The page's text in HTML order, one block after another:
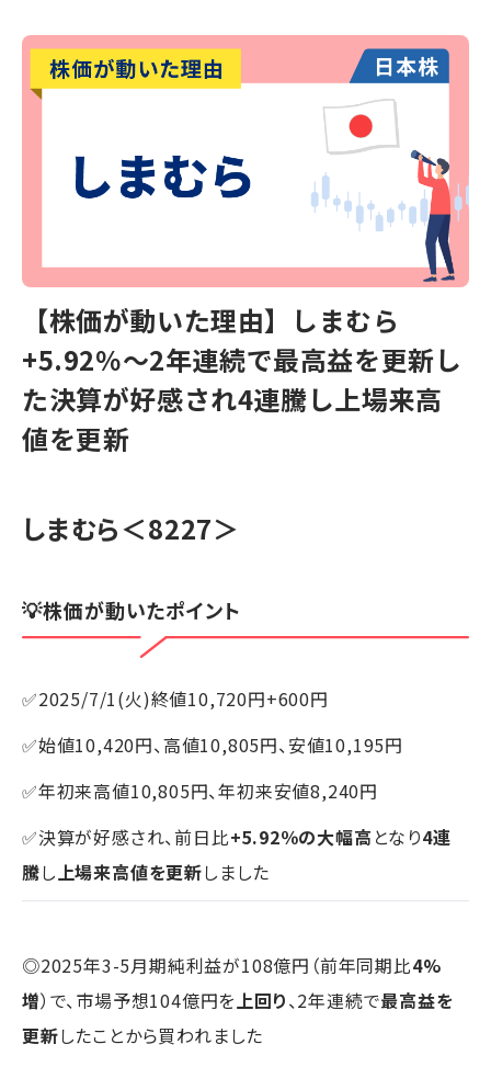
【株価が動いた理由】しまむら
+5.92％〜2年連続で最高益を更新し
た決算が好感され4連騰し上場来高
値を更新
しまむら＜8227＞
💡株価が動いたポイント
✅2025/7/1(火)終値10,720円+600円
✅始値10,420円、高値10,805円、安値10,195円
✅年初来高値10,805円、年初来安値8,240円
✅決算が好感され、前日比+5.92％の大幅高 となり4連
騰し上場来高値を更新しました
◎2025年3-5月期純利益が108億円（前年同期比4%
増）で、市場予想104億円を上回り、2年連続で最高益を
更新したことから買われました